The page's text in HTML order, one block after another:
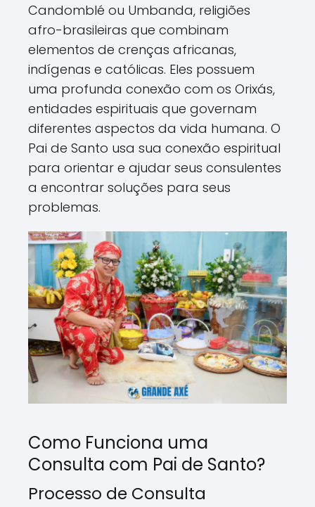
Candomblé ou Umbanda, religiões
afro-brasileiras que combinam
elementos de crenças africanas,
indígenas e católicas. Eles possuem
uma profunda conexão com os Orixás,
entidades espirituais que governam
diferentes aspectos da vida humana. O
Pai de Santo usa sua conexão espiritual
para orientar e ajudar seus consulentes
a encontrar soluções para seus
problemas.
Como Funciona uma
Consulta com Pai de Santo?
Processo de Consulta